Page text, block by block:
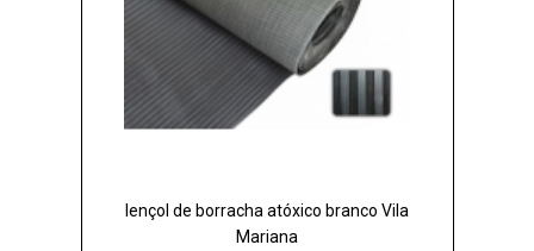
lençol de borracha atóxico branco Vila
Mariana